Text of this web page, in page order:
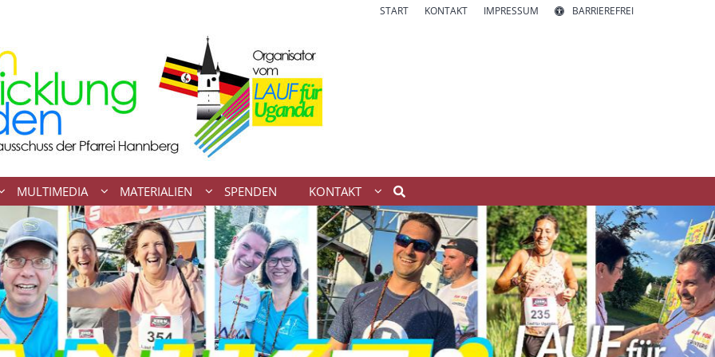
START KONTAKT IMPRESSUM BARRIEREFREI
MULTIMEDIA MATERIALIEN SPENDEN KONTAKT